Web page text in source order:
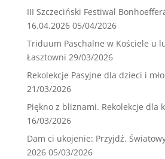
III Szczeciński Festiwal
16.04.2026 05/04/2026
Triduum Paschalne w Kościele u
Łasztowni 29/03/2026
Rekolekcje Pasyjne dla dzieci i
21/03/2026
Piękno z bliznami. Rekolekcje dla
16/03/2026
Dam ci ukojenie: Przyjdź.
2026 05/03/2026